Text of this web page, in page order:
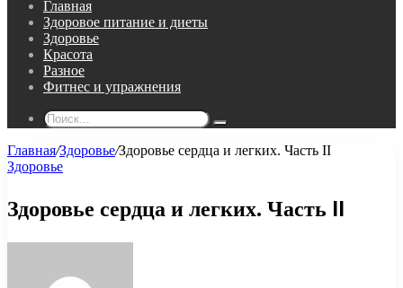
Главная
Здоровое питание и диеты
Здоровье
Красота
Разное
Фитнес и упражнения
Поиск...
Главная/Здоровье/Здоровье сердца и легких. Часть II
Здоровье
Здоровье сердца и легких. Часть II